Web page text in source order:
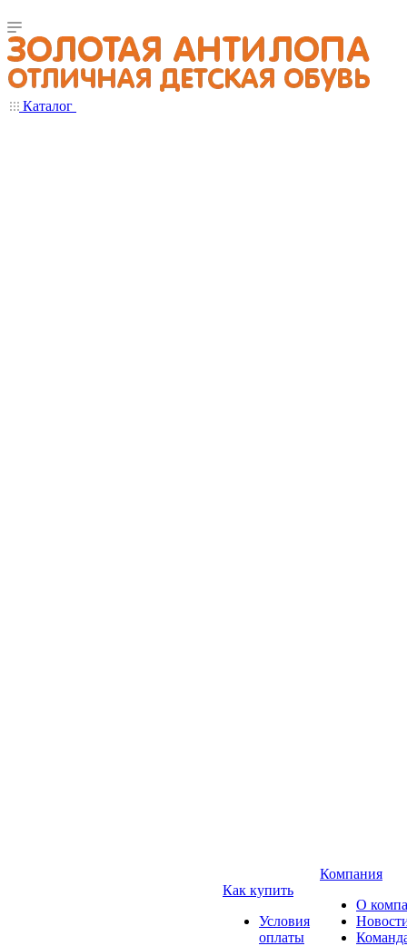
Каталог
Как купить
Условия
оплаты
Компания
О